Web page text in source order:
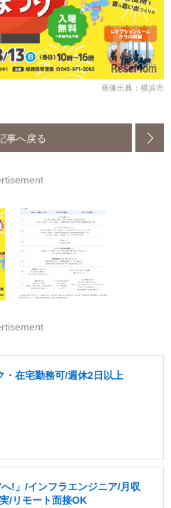
画像出典：横浜市
事へ戻る
・在宅勤務可/週休2日以上
へ!」/インフラエンジニア/月収
/リモート面接OK